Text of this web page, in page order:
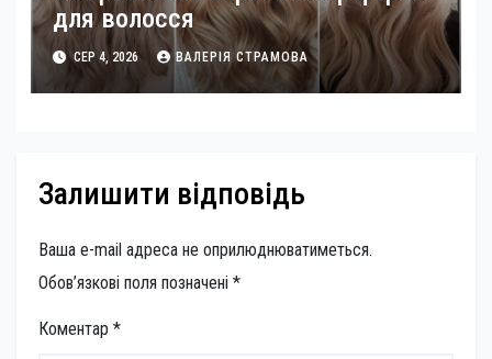
для волосся
СЕР 4, 2026 ВАЛЕРІЯ СТРАМОВА
Залишити відповідь
Ваша e-mail адреса не оприлюднюватиметься.
Обов’язкові поля позначені *
Коментар *